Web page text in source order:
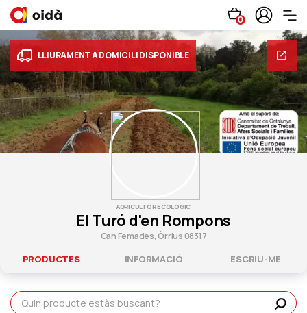
0
LLIURAMENT A DOMICILI DISPONIBLE
AGRICULTOR ECOLÒGIC
El Turó d'en Rompons
Can Femades, Òrrius 08317
PRODUCTES INFORMACIÓ ESCRIU-ME